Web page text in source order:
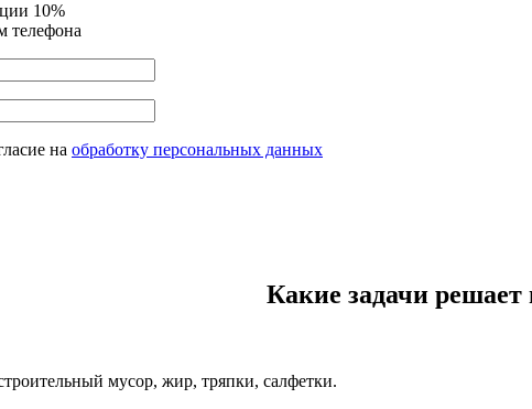
10%
телефона
на обработку персональных данных
Какие задачи решает
мусор, жир, тряпки, салфетки.